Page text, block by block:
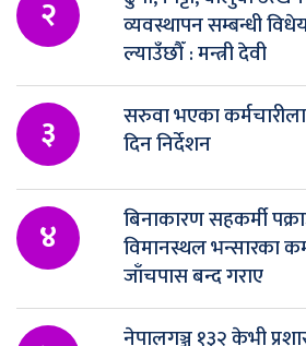
२
व्यवस्थापन सम्बन्धी
ल्याउँछौँ : मन्त्री देवी
३
सरुवा भएका
दिन निर्देशन
४
बिनाकारण सहकर्मी
विमानस्थल भन्सारका
जाँचपास बन्द गराए
नेपालगञ्ज १३२ केभी